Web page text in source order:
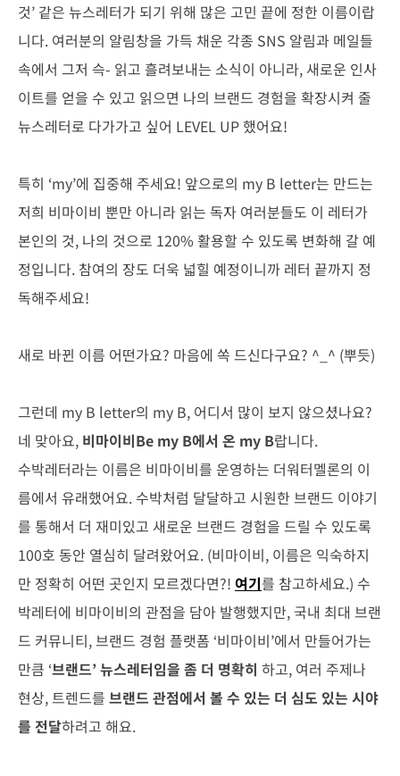
것’ 같은 뉴스레터가 되기 위해 많은 고민 끝에 정한 이름이랍
니다. 여러분의 알림창을 가득 채운 각종 SNS 알림과 메일들
속에서 그저 슥- 읽고 흘려보내는 소식이 아니라, 새로운 인사
이트를 얻을 수 있고 읽으면 나의 브랜드 경험을 확장시켜 줄
뉴스레터로 다가가고 싶어 LEVEL UP 했어요!
특히 ‘my’에 집중해 주세요! 앞으로의 my B letter는 만드는
저희 비마이비 뿐만 아니라 읽는 독자 여러분들도 이 레터가
본인의 것, 나의 것으로 120% 활용할 수 있도록 변화해 갈 예
정입니다. 참여의 장도 더욱 넓힐 예정이니까 레터 끝까지 정
독해주세요!
새로 바뀐 이름 어떤가요? 마음에 쏙 드신다구요? ^_^ (뿌듯)
그런데 my B letter의 my B, 어디서 많이 보지 않으셨나요?
네 맞아요, 비마이비Be my B에서 온 my B랍니다.
수박레터라는 이름은 비마이비를 운영하는 더워터멜론의 이
름에서 유래했어요. 수박처럼 달달하고 시원한 브랜드 이야기
를 통해서 더 재미있고 새로운 브랜드 경험을 드릴 수 있도록
100호 동안 열심히 달려왔어요. (비마이비, 이름은 익숙하지
만 정확히 어떤 곳인지 모르겠다면?! 여기를 참고하세요.) 수
박레터에 비마이비의 관점을 담아 발행했지만, 국내 최대 브랜
드 커뮤니티, 브랜드 경험 플랫폼 ‘비마이비’에서 만들어가는
만큼 ‘브랜드’ 뉴스레터임을 좀 더 명확히 하고, 여러 주제나
현상, 트렌드를 브랜드 관점에서 볼 수 있는 더 심도 있는 시야
를 전달하려고 해요.